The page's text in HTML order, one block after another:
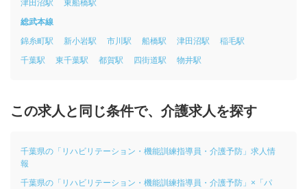
津田沼駅
東船橋駅
総武本線
錦糸町駅
新小岩駅 市川駅 船橋駅 津田沼駅
稲毛駅
千葉駅
東千葉駅 都賀駅 四街道駅 物井駅
この求人と同じ条件で、介護求人を探す
千葉県の「リハビリテーション・機能訓練指導員・介護予防」求人情
報
千葉県の「リハビリテーション・機能訓練指導員・介護予防」×「パ